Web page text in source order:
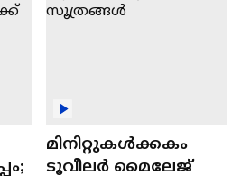
മിനിറ്റുകൾക്കകം
ടൂവീലർ മൈലേജ്